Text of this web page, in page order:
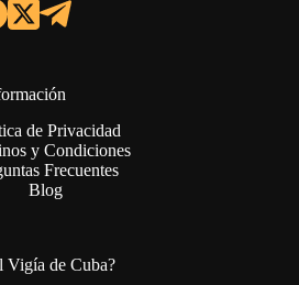
de Privacidad
y Condiciones
Frecuentes
Blog
Vigía de Cuba?